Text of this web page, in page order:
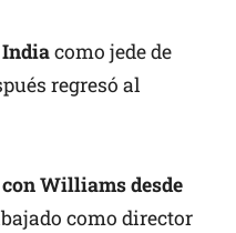
como jede de
regresó al
Williams desde
como director